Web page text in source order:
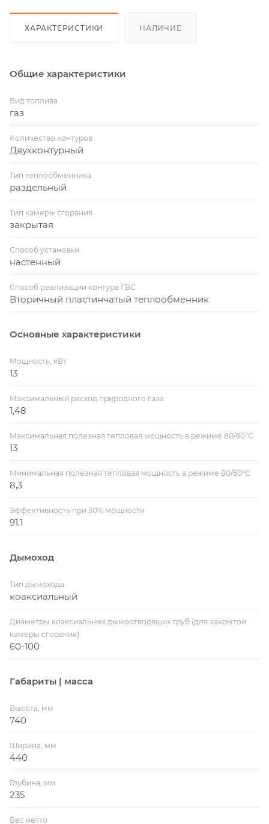
ХАРАКТЕРИСТИКИ НАЛИЧИЕ
Общие характеристики
Вид топлива
газ
Количество контуров
Двухконтурный
Тип теплообменника
раздельный
Тип камеры сгорания
закрытая
Способ установки
настенный
Способ реализации контура ГВС
Вторичный пластинчатый теплообменник
Основные характеристики
Мощность, кВт
13
Максимальный расход природного газа
1,48
Максимальная полезная тепловая мощность в режиме 80/60°С
13
Минимальная полезная тепловая мощность в режиме 80/60°С
8,3
Эффективность при 30% мощности
91.1
Дымоход
Тип дымохода
коаксиальный
Диаметры коаксиальных дымоотводящих труб (для закрытой
камеры сгорания)
60-100
Габариты | масса
Высота, мм
740
Ширина, мм
440
Глубина, мм
235
Вес нетто